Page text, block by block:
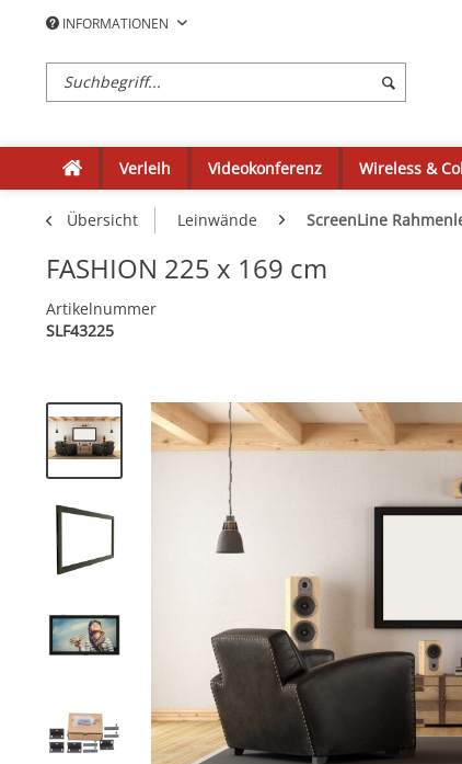
INFORMATIONEN
Verleih Videokonferenz Wireless &
Übersicht Leinwände ScreenLine
FASHION 225 x 169 cm
Artikelnummer
SLF43225